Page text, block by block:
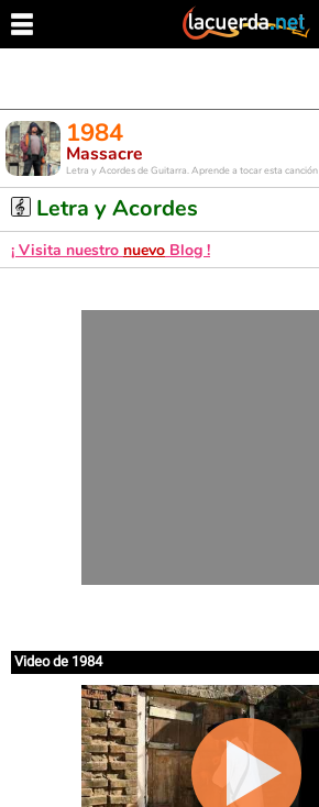
1984
Massacre
Letra y Acordes de Guitarra. Aprende a tocar esta canción
Letra y Acordes
¡ Visita nuestro nuevo Blog !
Video de 1984